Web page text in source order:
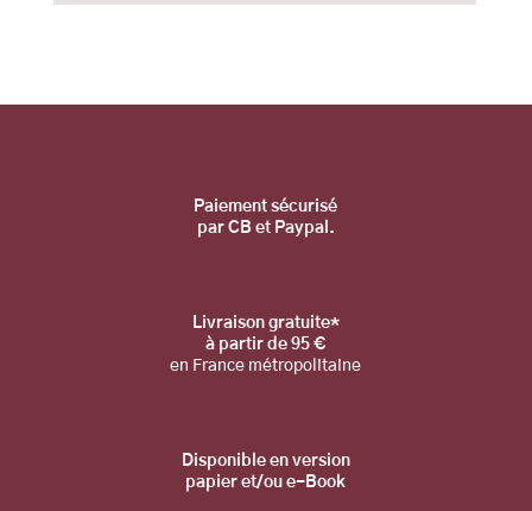
Paiement sécurisé
par CB et Paypal.
Livraison gratuite*
à partir de 95 €
en France métropolitaine
Disponible en version
papier et/ou e-Book